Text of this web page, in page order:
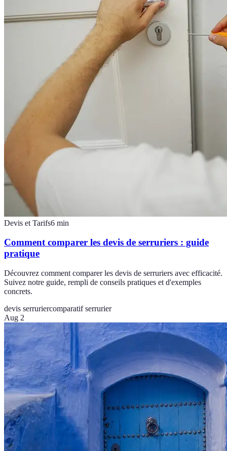
Devis et Tarifs6 min
Comment comparer les devis de serruriers : guide
pratique
Découvrez comment comparer les devis de serruriers avec efficacité.
Suivez notre guide, rempli de conseils pratiques et d'exemples
concrets.
devis serruriercomparatif serrurier
Aug 2